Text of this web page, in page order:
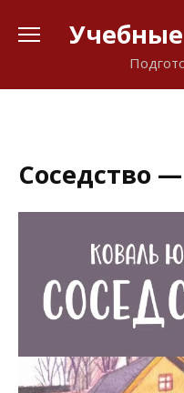
Соседство